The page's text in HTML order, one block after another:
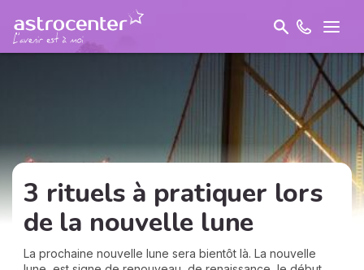
3 rituels à pratiquer lors
de la nouvelle lune
La prochaine nouvelle lune sera bientôt là. La nouvelle